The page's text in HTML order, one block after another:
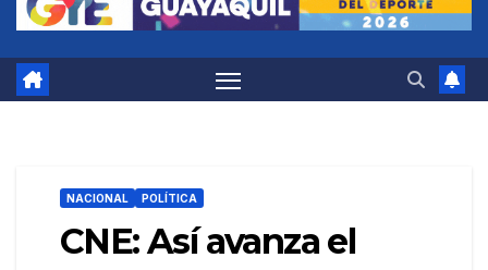
NACIONAL POLÍTICA
CNE: Así avanza el